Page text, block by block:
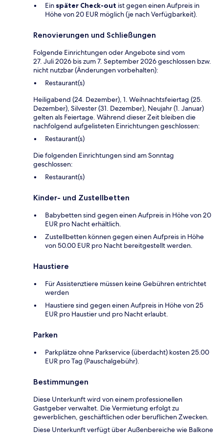
Ein später Check-out ist gegen einen Aufpreis in
Höhe von 20 EUR möglich (je nach Verfügbarkeit).
Renovierungen und Schließungen
Folgende Einrichtungen oder Angebote sind vom
27. Juli 2026 bis zum 7. September 2026 geschlossen bzw.
nicht nutzbar (Änderungen vorbehalten):
Restaurant(s)
Heiligabend (24. Dezember), 1. Weihnachtsfeiertag (25.
Dezember), Silvester (31. Dezember), Neujahr (1. Januar)
gelten als Feiertage. Während dieser Zeit bleiben die
nachfolgend aufgelisteten Einrichtungen geschlossen:
Restaurant(s)
Die folgenden Einrichtungen sind am Sonntag
geschlossen:
Restaurant(s)
Kinder- und Zustellbetten
Babybetten sind gegen einen Aufpreis in Höhe von 20
EUR pro Nacht erhältlich.
Zustellbetten können gegen einen Aufpreis in Höhe
von 50.00 EUR pro Nacht bereitgestellt werden.
Haustiere
Für Assistenztiere müssen keine Gebühren entrichtet
werden
Haustiere sind gegen einen Aufpreis in Höhe von 25
EUR pro Haustier und pro Nacht erlaubt.
Parken
Parkplätze ohne Parkservice (überdacht) kosten 25.00
EUR pro Tag (Pauschalgebühr).
Bestimmungen
Diese Unterkunft wird von einem professionellen
Gastgeber verwaltet. Die Vermietung erfolgt zu
gewerblichen, geschäftlichen oder beruflichen Zwecken.
Diese Unterkunft verfügt über Außenbereiche wie Balkone